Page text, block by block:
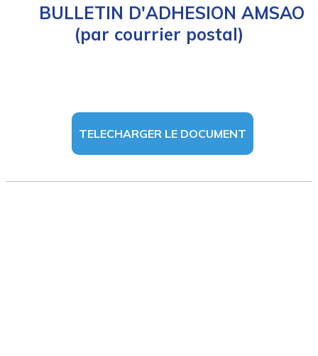
BULLETIN D'ADHESION AMSAO
(par courrier postal)
TELECHARGER LE DOCUMENT